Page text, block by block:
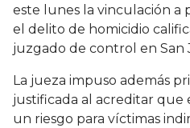
este lunes la vinculación a
el delito de homicidio
juzgado de control en San
La jueza impuso además
justificada al acreditar
un riesgo para víctimas